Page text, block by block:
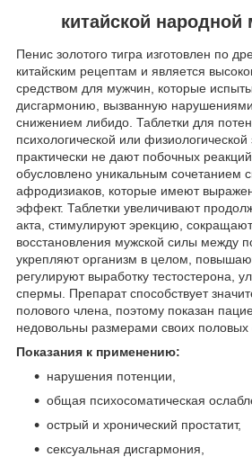
китайской
Пенис золотого тигра изготовлен по
китайским рецептам и является
средством для мужчин, которые
дисгармонию, вызванную
снижением либидо. Таблетки для
психологической или физиологической
практически не дают побочных
обусловлено уникальным сочетанием
афродизиаков, которые имеют
эффект. Таблетки увеличивают
акта, стимулируют эрекцию,
восстановления мужской силы между
укрепляют организм в целом,
регулируют выработку тестостерона,
спермы. Препарат способствует
полового члена, поэтому показан
недовольны размерами своих половых
Показания к применению:
нарушения потенции,
общая психосоматическая
острый и хронический простатит,
сексуальная дисгармония,